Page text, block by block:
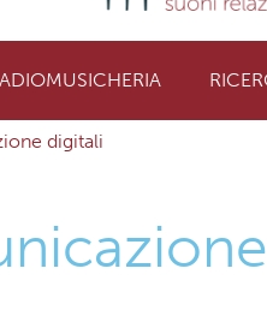
digitali